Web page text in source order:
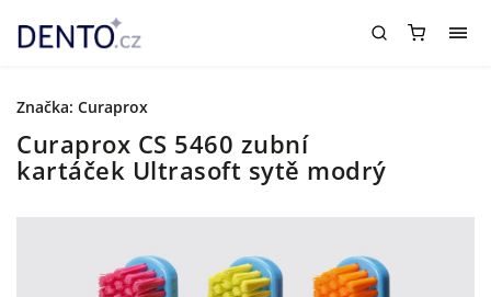
Curaprox CS 5460 zubní
kartáček Ultrasoft sytě modrý
Značka: Curaprox